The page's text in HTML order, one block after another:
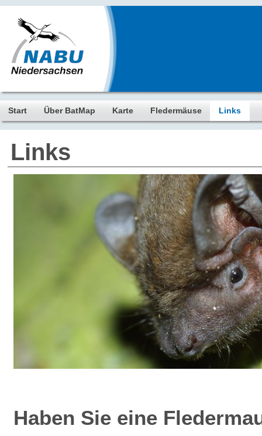
Start Über BatMap Karte Fledermäuse Links
Links
Haben Sie eine